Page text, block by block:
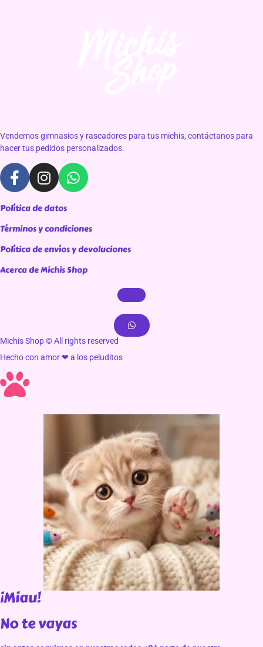
Vendemos gimnasios y rascadores para tus michis, contáctanos para
hacer tus pedidos personalizados.
Política de datos
Términos y condiciones
Política de envíos y devoluciones
Acerca de Michis Shop
Michis Shop © All rights reserved
Hecho con amor ❤ a los peluditos
¡Miau!
No te vayas